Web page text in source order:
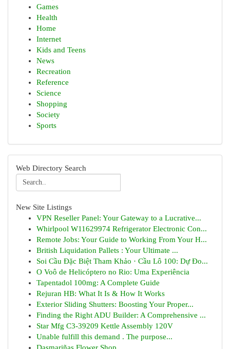
Games
Health
Home
Internet
Kids and Teens
News
Recreation
Reference
Science
Shopping
Society
Sports
Web Directory Search
New Site Listings
VPN Reseller Panel: Your Gateway to a Lucrative...
Whirlpool W11629974 Refrigerator Electronic Con...
Remote Jobs: Your Guide to Working From Your H...
British Liquidation Pallets : Your Ultimate ...
Soi Cầu Đặc Biệt Tham Khảo · Cầu Lô 100: Dự Đo...
O Voô de Helicóptero no Rio: Uma Experiência
Tapentadol 100mg: A Complete Guide
Rejuran HB: What It Is & How It Works
Exterior Sliding Shutters: Boosting Your Proper...
Finding the Right ADU Builder: A Comprehensive ...
Star Mfg C3-39209 Kettle Assembly 120V
Unable fulfill this demand . The purpose...